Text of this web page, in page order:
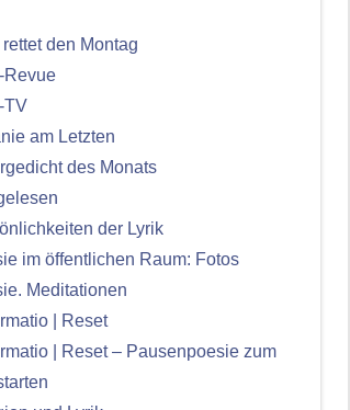
rettet den Montag
Revue
TV
am Letzten
des Monats
der Lyrik
im öffentlichen Raum: Fotos
Meditationen
| Reset
| Reset – Pausenpoesie zum